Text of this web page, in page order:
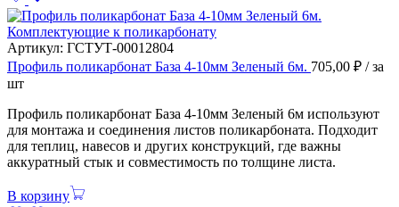
Комплектующие к поликарбонату
Артикул: ГСТУТ-00012804
Профиль поликарбонат База 4-10мм Зеленый 6м. 705,00 ₽ / за
шт
Профиль поликарбонат База 4-10мм Зеленый 6м используют
для монтажа и соединения листов поликарбоната. Подходит
для теплиц, навесов и других конструкций, где важны
аккуратный стык и совместимость по толщине листа.
В корзину